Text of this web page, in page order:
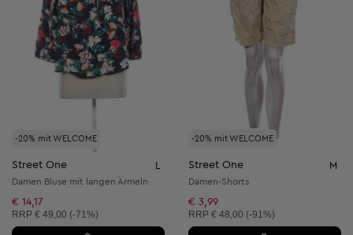
-20% mit WELCOME
Street One L
Damen Bluse mit langen Ärmeln
€ 14,17
Unverbindliche Preisempfehlung:
RRP € 49,00 (-71%)
-20% mit WELCOME
Street One M
Damen-Shorts
€ 3,99
Unverbindliche Preisempfehlung:
RRP € 48,00 (-91%)